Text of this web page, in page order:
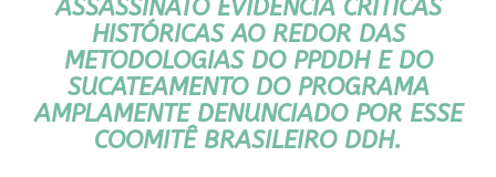
ASSASSINATO EVIDENCIA CRÍTICAS
HISTÓRICAS AO REDOR DAS
METODOLOGIAS DO PPDDH E DO
SUCATEAMENTO DO PROGRAMA
AMPLAMENTE DENUNCIADO POR ESSE
COOMITÊ BRASILEIRO DDH.